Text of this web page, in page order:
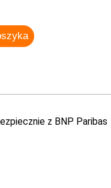
z BNP Paribas